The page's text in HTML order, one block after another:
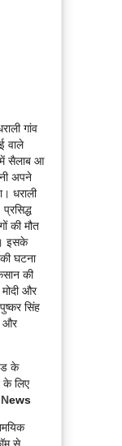
गांव
वाले
में सैलाब आ
अपने
धराली
की मौत
इसके
घटना
की
और
सिंह
और
के
के लिए
ews